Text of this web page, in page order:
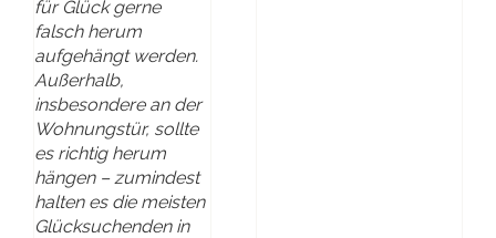
für Glück gerne
falsch herum
aufgehängt werden.
Außerhalb,
insbesondere an der
Wohnungstür, sollte
es richtig herum
hängen – zumindest
halten es die meisten
Glücksuchenden in